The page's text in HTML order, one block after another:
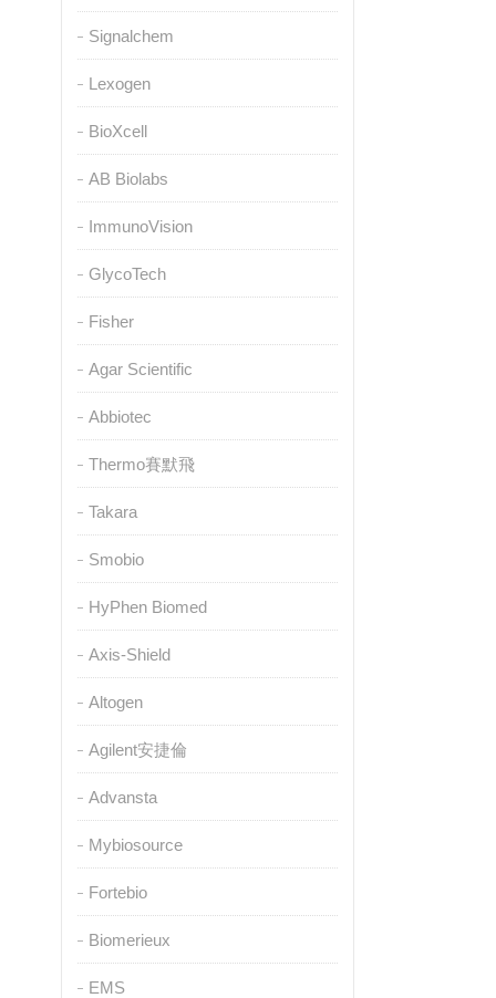
Signalchem
Lexogen
BioXcell
AB Biolabs
ImmunoVision
GlycoTech
Fisher
Agar Scientific
Abbiotec
Thermo賽默飛
Takara
Smobio
HyPhen Biomed
Axis-Shield
Altogen
Agilent安捷倫
Advansta
Mybiosource
Fortebio
Biomerieux
EMS